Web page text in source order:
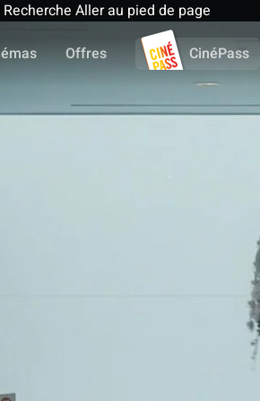
Recherche Aller au pied de page
Offres CinéPass